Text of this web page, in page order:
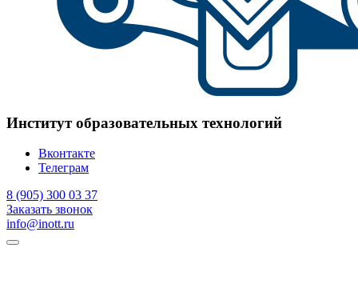
Институт образовательных технологий
Вконтакте
Телеграм
8 (905) 300 03 37
Заказать звонок
info@inott.ru